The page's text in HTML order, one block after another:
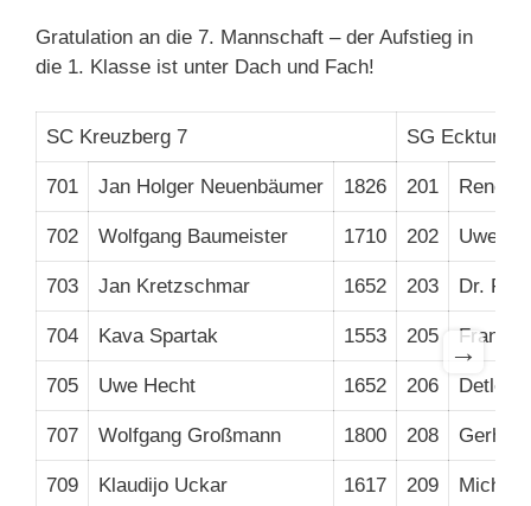
Gratulation an die 7. Mannschaft – der Aufstieg in
die 1. Klasse ist unter Dach und Fach!
SC Kreuzberg 7 SG Eckturm 2
701 Jan Holger Neuenbäumer 1826 201 Reno
702 Wolfgang Baumeister 1710 202 Uwe
703 Jan Kretzschmar 1652 203 Dr.
704 Kava Spartak 1553 205 Frank
705 Uwe Hecht 1652 206 Detlef
707 Wolfgang Großmann 1800 208
709 Klaudijo Uckar 1617 209
→